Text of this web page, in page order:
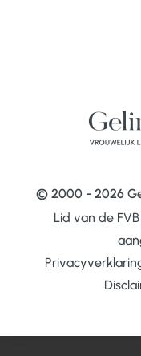
© 2000 - 2026
Lid van de